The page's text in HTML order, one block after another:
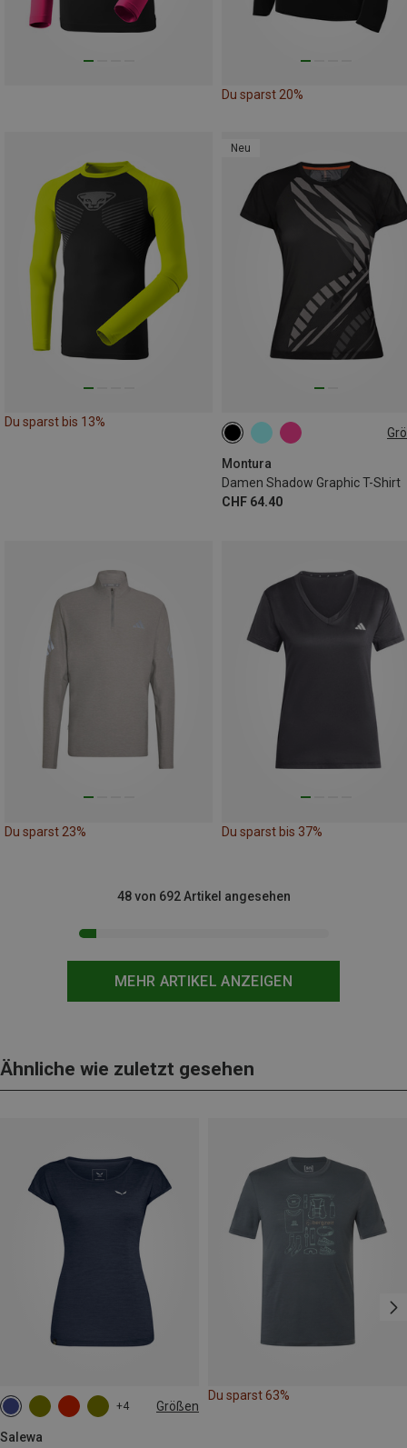
Du sparst 20%
Du sparst bis 13%
Neu
Montura
Damen Shadow Graphic T-Shirt
CHF 64.40
XS S M
Du sparst 23% Du sparst bis 37%
MEHR ARTIKEL ANZEIGEN
48 von 692 Artikel angesehen
Ähnliche wie zuletzt gesehen
+4 Größen
Salewa
M L XL XXL
Du sparst 63%